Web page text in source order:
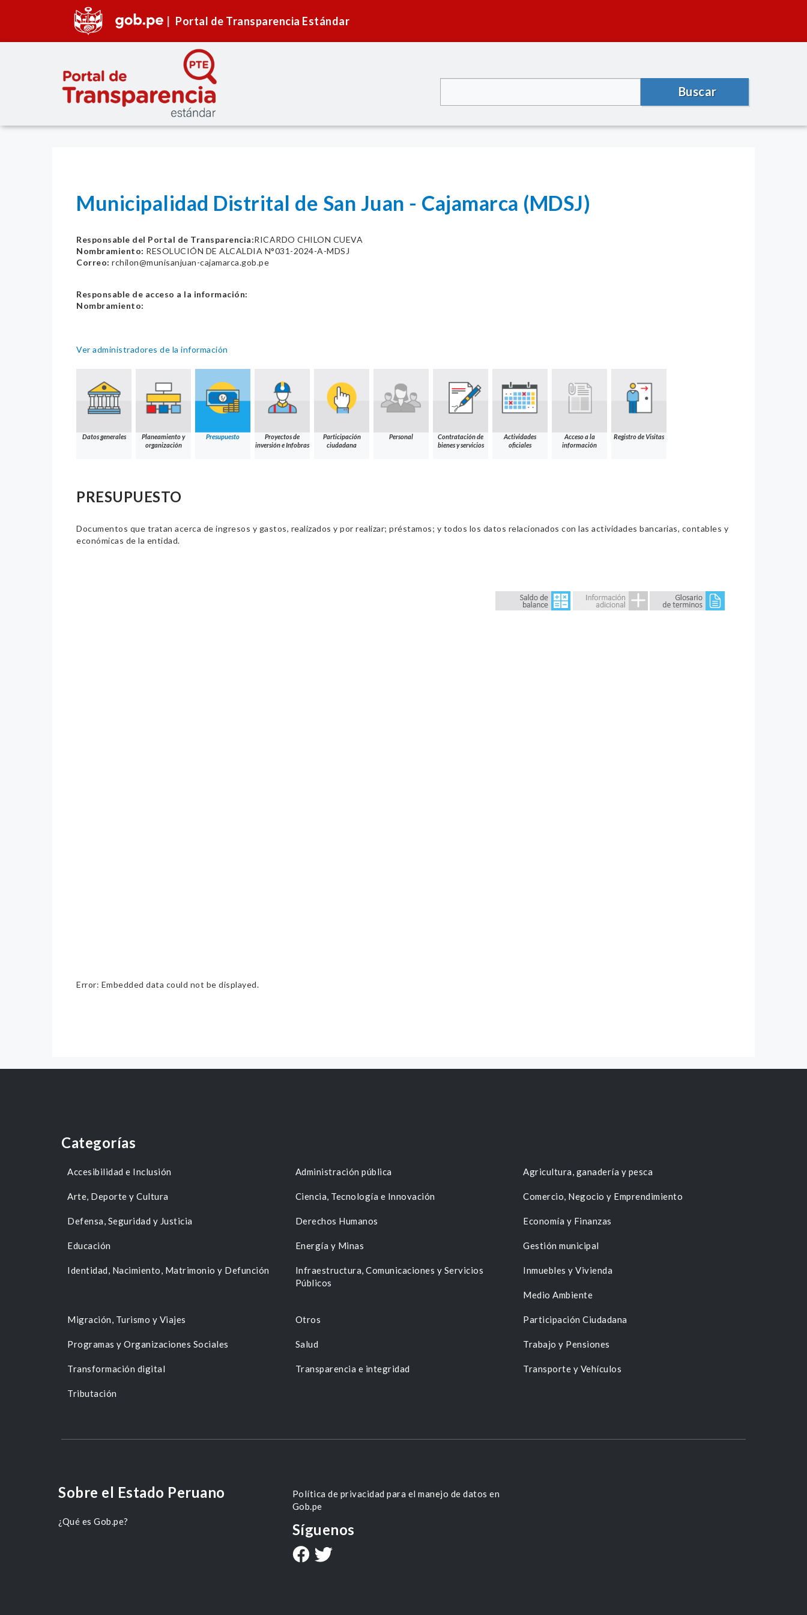
Portal de Transparencia Estándar
Buscar
Municipalidad Distrital de San Juan - Cajamarca (MDSJ)
Responsable del Portal de Transparencia:RICARDO CHILON CUEVA
Nombramiento: RESOLUCIÓN DE ALCALDIA N°031-2024-A-MDSJ
Correo: rchilon@munisanjuan-cajamarca.gob.pe
Responsable de acceso a la información:
Nombramiento:
Ver administradores de la información
Datos generales
Planeamiento y
organización
Presupuesto
Proyectos de
inversión e Infobras
Participación
ciudadana
Personal
Contratación de
bienes y servicios
Actividades
oficiales
Acceso a la
información
Registro de Visitas
PRESUPUESTO
Documentos que tratan acerca de ingresos y gastos, realizados y por realizar; préstamos; y todos los datos relacionados con las actividades bancarias, contables y
económicas de la entidad.
Error: Embedded data could not be displayed.
Categorías
Accesibilidad e Inclusión Administración pública Agricultura, ganadería y pesca
Arte, Deporte y Cultura Ciencia, Tecnología e Innovación Comercio, Negocio y Emprendimiento
Defensa, Seguridad y Justicia Derechos Humanos Economía y Finanzas
Educación Energía y Minas Gestión municipal
Identidad, Nacimiento, Matrimonio y Defunción
Infraestructura, Comunicaciones y Servicios
Públicos
Inmuebles y Vivienda
Medio Ambiente
Migración, Turismo y Viajes Otros Participación Ciudadana
Programas y Organizaciones Sociales Salud Trabajo y Pensiones
Transformación digital Transparencia e integridad Transporte y Vehículos
Tributación
Sobre el Estado Peruano
¿Qué es Gob.pe?
Política de privacidad para el manejo de datos en
Gob.pe
Síguenos